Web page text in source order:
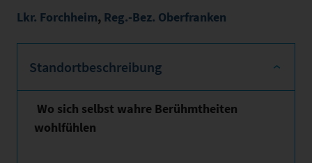
Lkr. Forchheim, Reg.-Bez. Oberfranken
Standortbeschreibung
Wo sich selbst wahre Berühmtheiten
wohlfühlen